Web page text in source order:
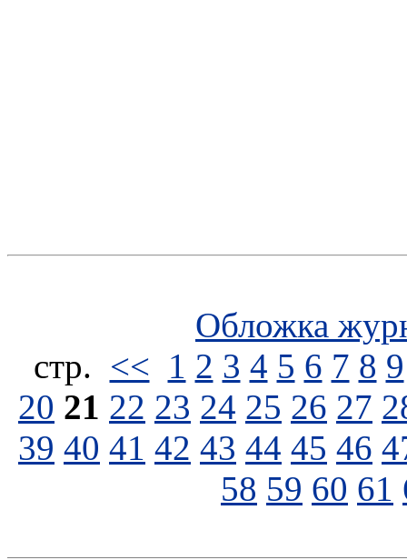
Обложка
стp. << 1 2 3 4 5 6 7 8 9
20 21 22 23 24 25 26 27
39 40 41 42 43 44 45 46
58 59 60 61